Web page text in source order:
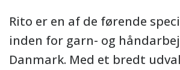
Rito er en af de førende
inden for garn- og
Danmark. Med et bredt